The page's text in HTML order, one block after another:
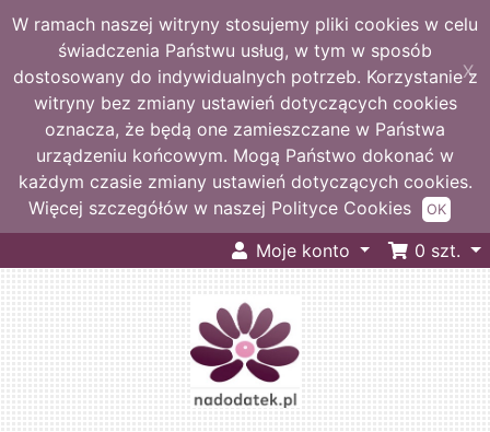
W ramach naszej witryny stosujemy pliki cookies w celu
świadczenia Państwu usług, w tym w sposób
dostosowany do indywidualnych potrzeb. Korzystanie z
witryny bez zmiany ustawień dotyczących cookies
oznacza, że będą one zamieszczane w Państwa
urządzeniu końcowym. Mogą Państwo dokonać w
każdym czasie zmiany ustawień dotyczących cookies.
Więcej szczegółów w naszej Polityce Cookies
X
OK
Moje konto 0 szt.